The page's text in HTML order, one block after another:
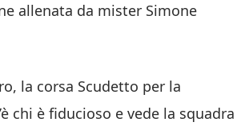
allenata da mister Simone
la corsa Scudetto per la
chi è fiducioso e vede la squadra